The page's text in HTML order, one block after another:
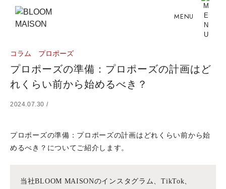
MENU
コラム プロポーズ
プロポーズの準備：プロポーズの計画はど
れくらい前から始めるべき？
2024.07.30 /
プロポーズの準備：プロポーズの計画はどれくらい前から始
めるべき？についてご紹介します。
当社BLOOM MAISONのインスタグラム、TikTok、